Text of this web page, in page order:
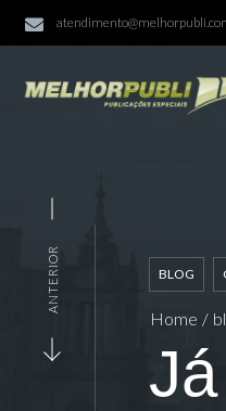
BLOG
Home /
ANTERIOR